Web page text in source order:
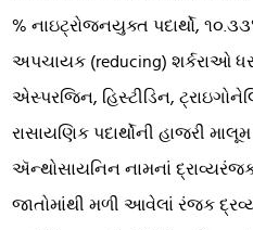
% નાઇટ્રોજનયુક્ત પદાર્થો,
અપચાયક (reducing) શર્કરાઓ
એસ્પરજિન, હિસ્ટીડિન,
રાસાયણિક પદાર્થોની હાજરી
ઍન્થોસાયનિન નામનાં
જાતોમાંથી મળી આવેલાં રંજક